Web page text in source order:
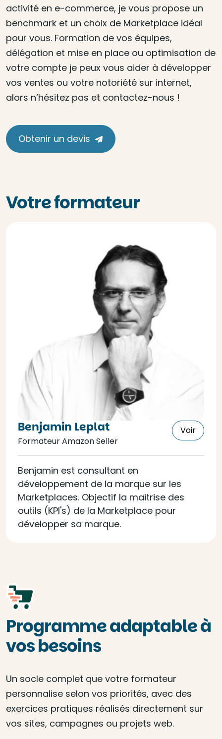
activité en e-commerce, je vous propose un
benchmark et un choix de Marketplace idéal
pour vous. Formation de vos équipes,
délégation et mise en place ou optimisation de
votre compte je peux vous aider à développer
vos ventes ou votre notoriété sur internet,
alors n’hésitez pas et contactez-nous !
Obtenir un devis
Votre formateur
Benjamin Leplat
Formateur Amazon Seller
Voir
Benjamin est consultant en
développement de la marque sur les
Marketplaces. Objectif la maitrise des
outils (KPI's) de la Marketplace pour
développer sa marque.
Programme adaptable à
vos besoins
Un socle complet que votre formateur
personnalise selon vos priorités, avec des
exercices pratiques réalisés directement sur
vos sites, campagnes ou projets web.